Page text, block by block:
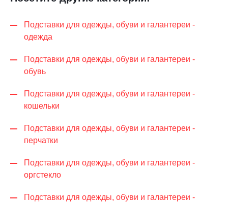
Подставки для одежды, обуви и галантереи -
одежда
Подставки для одежды, обуви и галантереи -
обувь
Подставки для одежды, обуви и галантереи -
кошельки
Подставки для одежды, обуви и галантереи -
перчатки
Подставки для одежды, обуви и галантереи -
оргстекло
Подставки для одежды, обуви и галантереи -